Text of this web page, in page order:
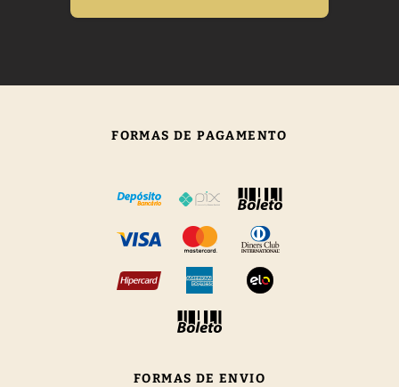
FORMAS DE PAGAMENTO
FORMAS DE ENVIO